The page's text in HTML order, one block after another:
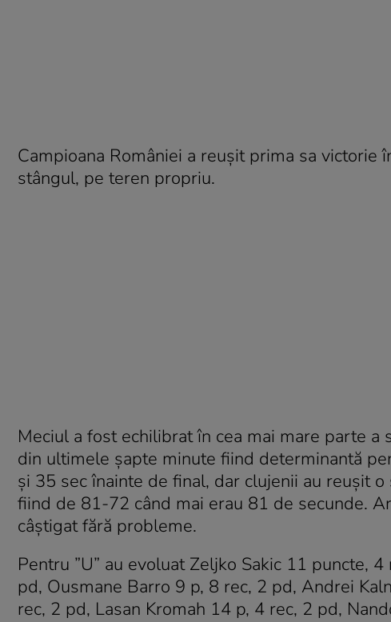
Campioana României a reuşit prima sa victorie
stângul, pe teren propriu.
Meciul a fost echilibrat în cea mai mare parte a
din ultimele şapte minute fiind determinantă
şi 35 sec înainte de final, dar clujenii au reuşit
fiind de 81-72 când mai erau 81 de secunde.
câştigat fără probleme.
Pentru ”U” au evoluat Zeljko Sakic 11 puncte,
pd, Ousmane Barro 9 p, 8 rec, 2 pd, Andrei
rec, 2 pd, Lasan Kromah 14 p, 4 rec, 2 pd,